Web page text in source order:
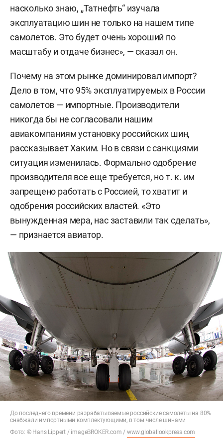
насколько знаю, „Татнефть“ изучала
эксплуатацию шин не только на нашем типе
самолетов. Это будет очень хороший по
масштабу и отдаче бизнес», — сказал он.
Почему на этом рынке доминировал импорт?
Дело в том, что 95% эксплуатируемых в России
самолетов — импортные. Производители
никогда бы не согласовали нашим
авиакомпаниям установку российских шин,
рассказывает Хаким. Но в связи с санкциями
ситуация изменилась. Формально одобрение
производителя все еще требуется, но т. к. им
запрещено работать с Россией, то хватит и
одобрения российских властей. «Это
вынужденная мера, нас заставили так сделать»,
— признается авиатор.
До последнего времени разрабатываемые российские самолеты на 80%
снабжали импортными комплектующими, в том числе шинами
Фото: © Hans Lippert / imageBROKER.com / www.globallookpress.com